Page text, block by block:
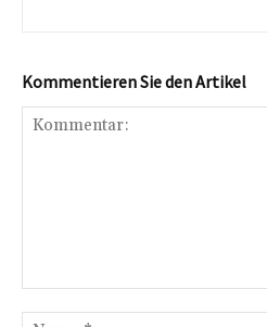
Kommentieren Sie den Artikel